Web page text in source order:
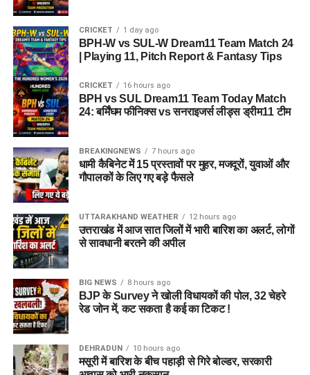
CRICKET 1 day ago
BPH-W vs SUL-W Dream11 Team Match 24
| Playing 11, Pitch Report & Fantasy Tips
CRICKET 16 hours ago
BPH vs SUL Dream11 Team Today Match
24: बर्मिंघम फीनिक्स vs सनराइजर्स लीड्स ड्रीम11 टीम
BREAKINGNEWS 7 hours ago
धामी कैबिनेट में 15 प्रस्तावों पर मुहर, मजदूरों, युवाओं और
गौपालकों के लिए गए बड़े फैसले
UTTARAKHAND WEATHER 12 hours ago
उत्तराखंड में आज सात जिलों में भारी बारिश का अलर्ट, लोगों
से सावधानी बरतने की अपील
BIG NEWS 8 hours ago
BJP के Survey ने खोली विधायकों की पोल, 32 चेहरे
रेड जोन में, कट सकता है कई का टिकट !
DEHRADUN 10 hours ago
मसूरी में बारिश के बीच पहाड़ी से गिरे बोल्डर, सरकारी